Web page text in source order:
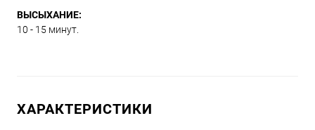
ВЫСЫХАНИЕ:
10 - 15 минут.
ХАРАКТЕРИСТИКИ